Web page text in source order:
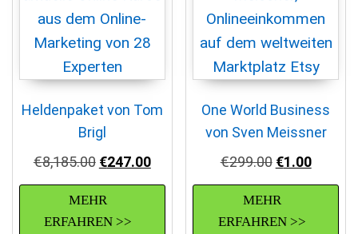
Heldenpaket von Tom
Brigl
€8,185.00 Ursprünglicher Preis war: €8,185.00
€247.00Aktueller Preis ist: €247.00.
MEHR
ERFAHREN >>
One World Business
von Sven Meissner
€299.00 €1.00
MEHR
ERFAHREN >>